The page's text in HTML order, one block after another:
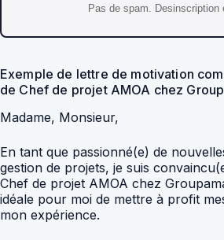
Pas de spam. Desinscription
Exemple de lettre de motivation
de Chef de projet AMOA chez
Madame, Monsieur,
En tant que passionné(e) de
gestion de projets, je suis
Chef de projet AMOA chez
idéale pour moi de mettre à profit
mon expérience.